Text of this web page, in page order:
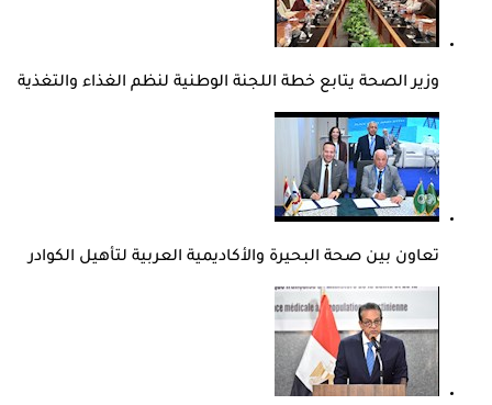
وزير الصحة يتابع خطة اللجنة الوطنية لنظم الغذاء والتغذية
تعاون بين صحة البحيرة والأكاديمية العربية لتأهيل الكوادر